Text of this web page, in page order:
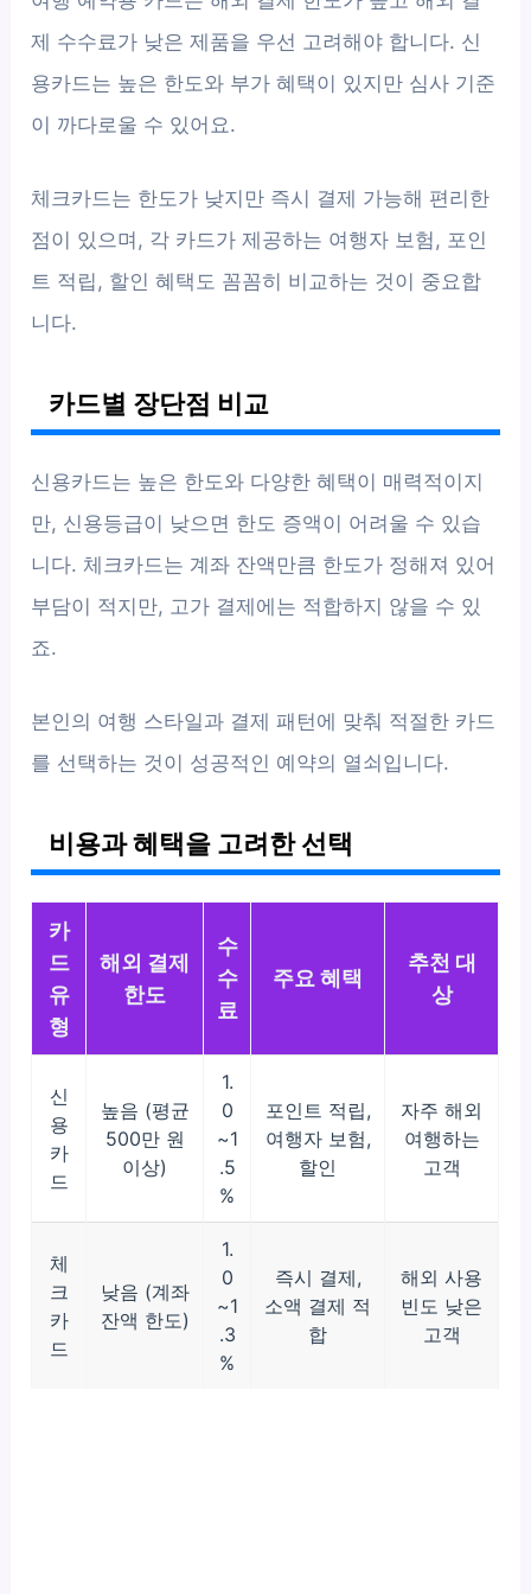
제 수수료가 낮은 제품을 우선 고려해야 합니다. 신
용카드는 높은 한도와 부가 혜택이 있지만 심사 기준
이 까다로울 수 있어요.
체크카드는 한도가 낮지만 즉시 결제 가능해 편리한
점이 있으며, 각 카드가 제공하는 여행자 보험, 포인
트 적립, 할인 혜택도 꼼꼼히 비교하는 것이 중요합
니다.
카드별 장단점 비교
신용카드는 높은 한도와 다양한 혜택이 매력적이지
만, 신용등급이 낮으면 한도 증액이 어려울 수 있습
니다. 체크카드는 계좌 잔액만큼 한도가 정해져 있어
부담이 적지만, 고가 결제에는 적합하지 않을 수 있
죠.
본인의 여행 스타일과 결제 패턴에 맞춰 적절한 카드
를 선택하는 것이 성공적인 예약의 열쇠입니다.
비용과 혜택을 고려한 선택
카
드
유
형
해외 결제
한도
수
수
료
주요 혜택
추천 대
상
신
용
카
드
높음 (평균
500만 원
이상)
1.
0
~1
.5
%
포인트 적립,
여행자 보험,
할인
자주 해외
여행하는
고객
체
크
카
드
낮음 (계좌
잔액 한도)
1.
0
~1
.3
%
즉시 결제,
소액 결제 적
합
해외 사용
빈도 낮은
고객